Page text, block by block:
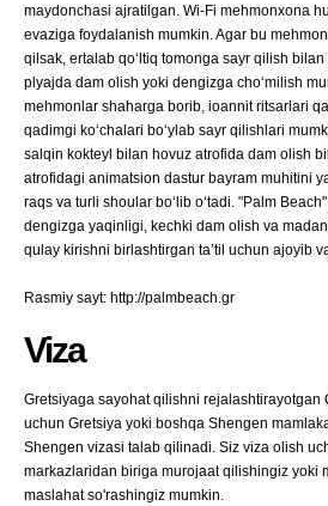
maydonchasi ajratilgan. Wi-Fi mehmonxona
evaziga foydalanish mumkin. Agar bu
qilsak, ertalab qo‘ltiq tomonga sayr qilish
plyajda dam olish yoki dengizga cho‘milish
mehmonlar shaharga borib, ioannit ritsarlari
qadimgi ko‘chalari bo‘ylab sayr qilishlari
salqin kokteyl bilan hovuz atrofida dam olish
atrofidagi animatsion dastur bayram muhitini
raqs va turli shoular bo‘lib o‘tadi. "Palm
dengizga yaqinligi, kechki dam olish va
qulay kirishni birlashtirgan ta’til uchun ajoyib
Rasmiy sayt: http://palmbeach.gr
Viza
Gretsiyaga sayohat qilishni rejalashtirayotgan
uchun Gretsiya yoki boshqa Shengen
Shengen vizasi talab qilinadi. Siz viza olish
markazlaridan biriga murojaat qilishingiz yoki
maslahat so'rashingiz mumkin.